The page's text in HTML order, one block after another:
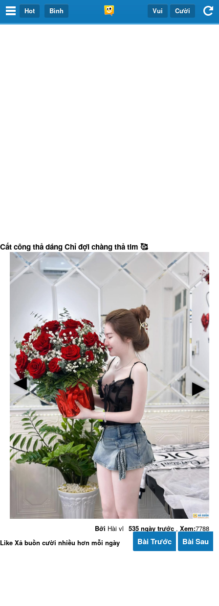
Hot Bình Cười
Vui
Cất công thả dáng Chỉ đợi chàng thả tim 🥰
▶
▶
535 ngày trước , Xem:7788
Bởi Hài vl
Bài Trước Bài Sau
Like Xả buồn cười nhiều hơn mỗi ngày